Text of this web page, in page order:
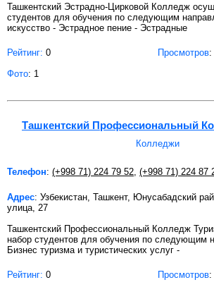
Ташкентский Эстрадно-Цирковой Колледж
студентов для обучения по следующим
искусство - Эстрадное пение - Эстрадные
Рейтинг: 0 Просмотров:
Фото: 1
Ташкентский Профессиональный
Колледжи
Телефон: (+998 71) 224 79 52 (+998 71) 224 87
Адрес: Узбекистан, Ташкент, Юнусабадский
улица, 27
Ташкентский Профессиональный Колледж
набор студентов для обучения по следующим
Бизнес туризма и туристических услуг -
Рейтинг: 0 Просмотров: